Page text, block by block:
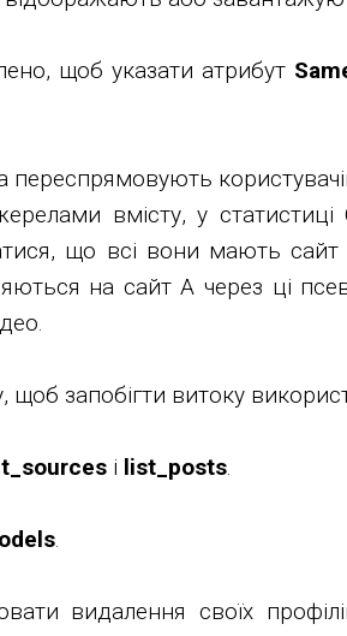
щоб указати атрибут
переспрямовують
вмісту, у
що всі вони мають
на сайт A через ці
запобігти витоку
і list_posts.
.
видалення своїх